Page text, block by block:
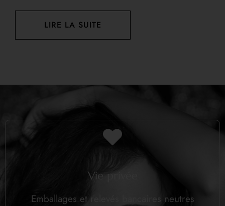
LIRE LA SUITE
Vie privée
Emballages et relevés bancaires neutres